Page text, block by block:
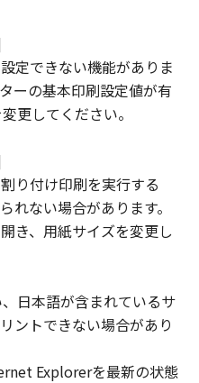
たは間接的な損失、
なる場合においても
ん。
府または該当国の政
得ることなしに、本
なりません。
定できない機能がありま
ーの基本印刷設定値が有
更してください。
り付け印刷を実行する
れない場合があります。
き、用紙サイズを変更し
日本語が含まれているサ
ントできない場合があり
Explorerを最新の状態